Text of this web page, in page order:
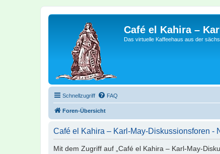
Café el Kahira –
Das virtuelle Kaffeehaus aus der
Schnellzugriff FAQ
Foren-Übersicht
Café el Kahira – Karl-May-Diskussionsforen -
Mit dem Zugriff auf „Café el Kahira – Karl-May-